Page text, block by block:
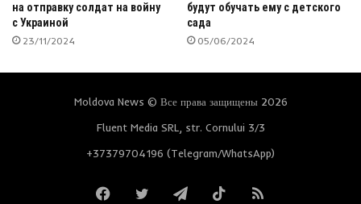
на отправку солдат на войну
с Украиной
23/11/2024
будут обучать ему с детского
сада
05/06/2024
Moldova News © Все права защищены 2026
Fluent Media SRL, str. Cornului 3/3
+37379704196 (Telegram/WhatsApp)
FacebookTwitterTelegramTikTokRSS